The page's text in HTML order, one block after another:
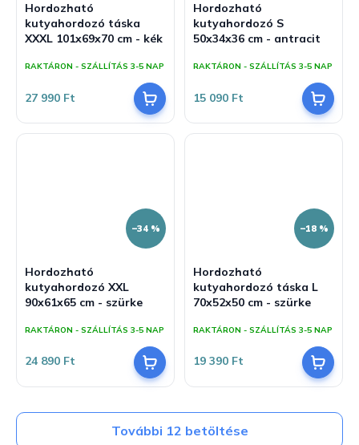
Hordozható
kutyahordozó táska
XXXL 101x69x70 cm - kék
RAKTÁRON - SZÁLLÍTÁS 3-5 NAP
27 990 Ft
Hordozható
kutyahordozó S
50x34x36 cm - antracit
RAKTÁRON - SZÁLLÍTÁS 3-5 NAP
15 090 Ft
–34 %
Hordozható
kutyahordozó XXL
90x61x65 cm - szürke
RAKTÁRON - SZÁLLÍTÁS 3-5 NAP
24 890 Ft
–18 %
Hordozható
kutyahordozó táska L
70x52x50 cm - szürke
RAKTÁRON - SZÁLLÍTÁS 3-5 NAP
19 390 Ft
További 12 betöltése